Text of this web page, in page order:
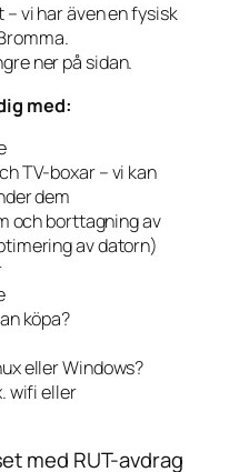
vi har även en fysisk
ner på sidan.
med:
TV-boxar – vi kan
dem
och borttagning av
av datorn)
köpa?
eller Windows?
wifi eller
med RUT-avdrag